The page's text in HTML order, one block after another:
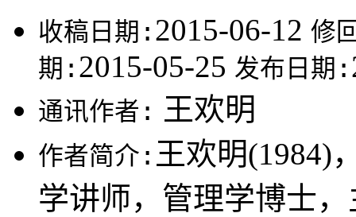
收稿日期: 2015-06-12 修
期: 2015-05-25 发布日期:
通讯作者: 王欢明
作者简介: 王欢明(1984)
学讲师，管理学博士